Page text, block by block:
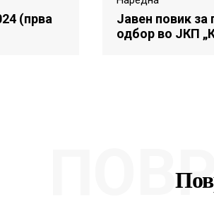
(прва
Јавен повик за
одбор во ЈКП